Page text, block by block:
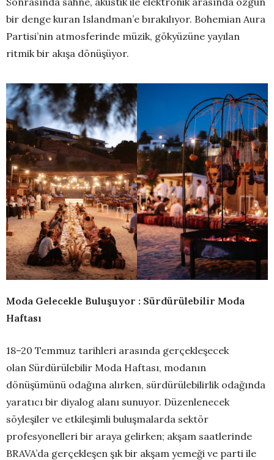
bir denge kuran Islandman’e bırakılıyor. Bohemian Aura
Partisi’nin atmosferinde müzik, gökyüzüne yayılan
ritmik bir akışa dönüşüyor.
Moda Gelecekle Buluşuyor : Sürdürülebilir Moda
Haftası
18–20 Temmuz tarihleri arasında gerçekleşecek
olan Sürdürülebilir Moda Haftası, modanın
dönüşümünü odağına alırken, sürdürülebilirlik odağında
yaratıcı bir diyalog alanı sunuyor. Düzenlenecek
söyleşiler ve etkileşimli buluşmalarda sektör
profesyonelleri bir araya gelirken; akşam saatlerinde
BRAVA’da gerçekleşen şık bir akşam yemeği ve parti ile